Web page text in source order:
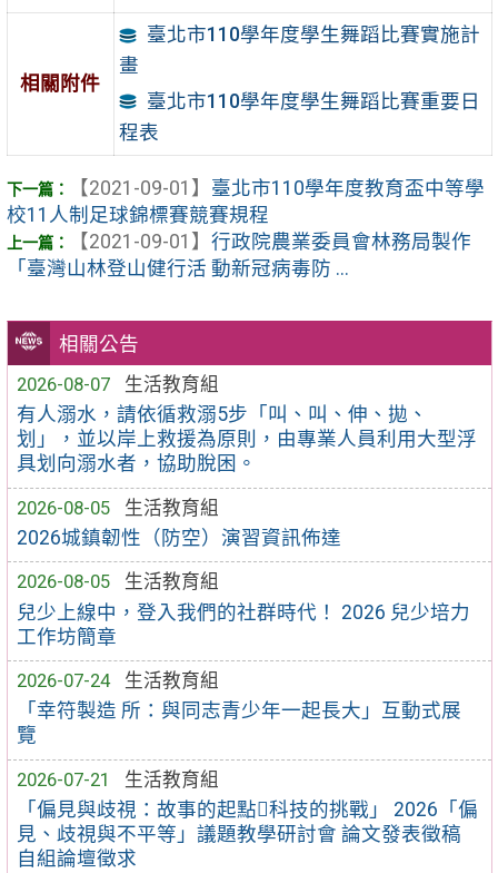
相關公告
2026-08-07
生活教育組
有人溺水，請依循救溺5步「叫、叫、伸、拋、
划」，並以岸上救援為原則，由專業人員利用大型浮
具划向溺水者，協助脫困。
2026-08-05
生活教育組
2026城鎮韌性（防空）演習資訊佈達
2026-08-05
生活教育組
兒少上線中，登入我們的社群時代！ 2026 兒少培力
工作坊簡章
2026-07-24
生活教育組
「幸符製造 所：與同志青少年一起長大」互動式展
覽
2026-07-21
生活教育組
「偏見與歧視：故事的起點科技的挑戰」 2026「偏
見、歧視與不平等」議題教學研討會 論文發表徵稿
自組論壇徵求
相關附件
臺北市110學年度學生舞蹈比賽實施計
畫
臺北市110學年度學生舞蹈比賽重要日
程表
【2021-09-01】 臺北市110學年度教育盃中等學
校11人制足球錦標賽競賽規程
【2021-09-01】 行政院農業委員會林務局製作
「臺灣山林登山健行活 動新冠病毒防 ...